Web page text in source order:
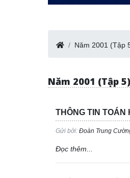
Năm 2001 (Tập
Năm 2001 (Tập 5)
THÔNG TIN TOÁN
Gửi bởi:Đoàn Trung
Đọc thêm...